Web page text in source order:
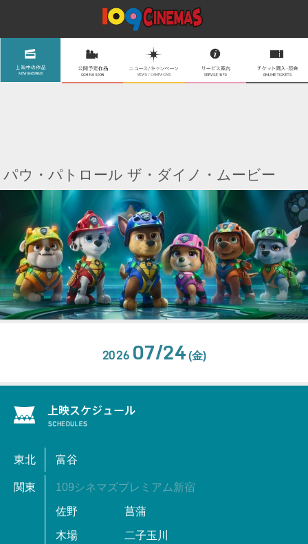
パウ・パトロール ザ・ダイノ・ムービー
2026 07/24(金)
東北 富谷
関東 109シネマズプレミアム新宿
佐野 菖蒲
木場 二子玉川